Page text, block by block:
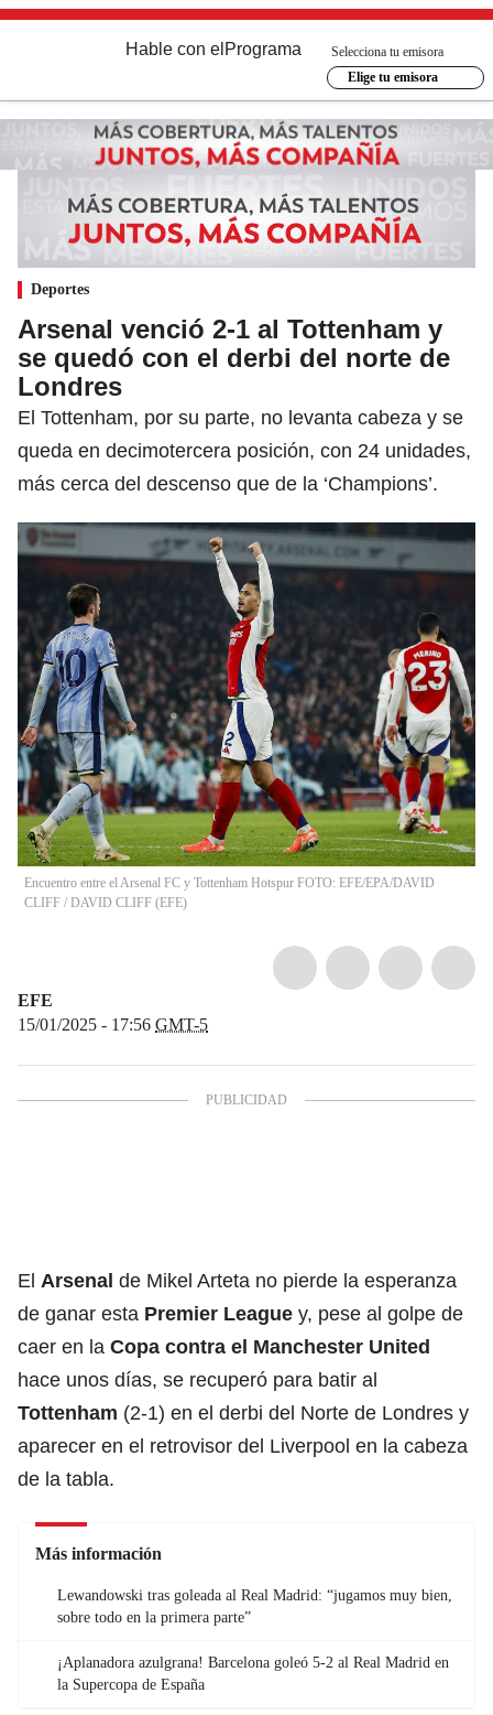
Hable con el Programa
Selecciona tu emisora
Elige tu emisora
Deportes
Arsenal venció 2-1 al Tottenham y
se quedó con el derbi del norte de
Londres
El Tottenham, por su parte, no levanta cabeza y se
queda en decimotercera posición, con 24 unidades,
más cerca del descenso que de la ‘Champions’.
Encuentro entre el Arsenal FC y Tottenham Hotspur FOTO: EFE/EPA/DAVID
CLIFF / DAVID CLIFF (EFE)
EFE
15/01/2025 - 17:56 GMT-5
El Arsenal de Mikel Arteta no pierde la esperanza
de ganar esta Premier League y, pese al golpe de
caer en la Copa contra el Manchester United
hace unos días, se recuperó para batir al
Tottenham (2-1) en el derbi del Norte de Londres y
aparecer en el retrovisor del Liverpool en la cabeza
de la tabla.
Más información
Lewandowski tras goleada al Real Madrid: “jugamos muy bien,
sobre todo en la primera parte”
¡Aplanadora azulgrana! Barcelona goleó 5-2 al Real Madrid en
la Supercopa de España